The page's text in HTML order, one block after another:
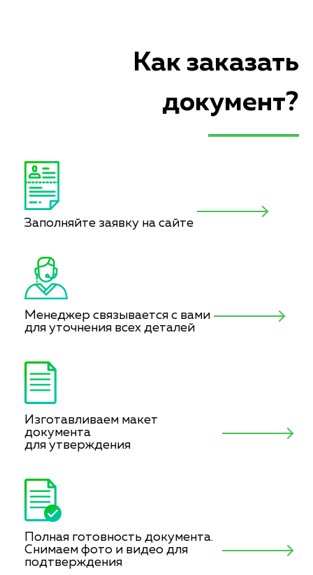
Как заказать
документ?
Заполняйте заявку на сайте
Менеджер связывается с вами
для уточнения всех деталей
Изготавливаем макет
документа
для утверждения
Полная готовность документа.
Снимаем фото и видео для
подтверждения